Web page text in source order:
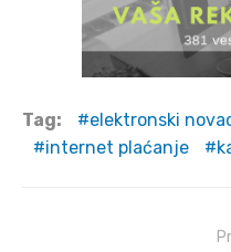
Tag: elektronski
internet plaćanje